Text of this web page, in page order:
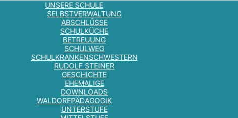
UNSERE SCHULE
SELBSTVERWALTUNG
ABSCHLÜSSE
SCHULKÜCHE
BETREUUNG
SCHULWEG
SCHULKRANKENSCHWESTERN
RUDOLF STEINER
GESCHICHTE
EHEMALIGE
DOWNLOADS
WALDORFPÄDAGOGIK
UNTERSTUFE